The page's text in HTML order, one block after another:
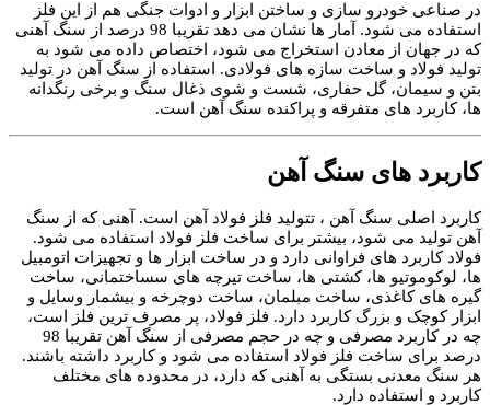
در صناعی خودرو سازی و ساختن ابزار و ادوات جنگی هم از این فلز
استفاده می شود. آمار ها نشان می دهد تقریبا 98 درصد از سنگ آهنی
که در جهان از معادن استخراج می شود، اختصاص داده می شود به
تولید فولاد و ساخت سازه های فولادی. استفاده از سنگ آهن در تولید
بتن و سیمان، گل حفاری، شست و شوی ذغال سنگ و برخی رنگدانه
ها، کاربرد های متفرقه و پراکنده سنگ آهن است.
کاربرد های سنگ آهن
کاربرد اصلی سنگ آهن ، تتولید فلز فولاد آهن است. آهنی که از سنگ
آهن تولید می شود، بیشتر برای ساخت فلز فولاد استفاده می شود.
فولاد کاربرد های فراوانی دارد و در ساخت ابزار ها و تجهیزات اتومبیل
ها، لوکوموتیو ها، کشتی ها، ساخت تیرچه های سساختمانی، ساخت
گیره های کاغذی، ساخت مبلمان، ساخت دوچرخه و بیشمار وسایل و
ابزار کوچک و بزرگ کاربرد دارد. فلز فولاد، پر مصرف ترین فلز است،
چه در کاربرد مصرفی و چه در حجم مصرفی از سنگ آهن تقریبا 98
درصد برای ساخت فلز فولاد استفاده می شود و کاربرد داشته باشند.
هر سنگ معدنی بستگی به آهنی که دارد، در محدوده های مختلف
کاربرد و استفاده دارد.